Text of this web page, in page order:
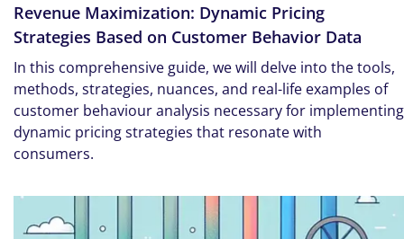
Revenue Maximization: Dynamic Pricing
Strategies Based on Customer Behavior Data
In this comprehensive guide, we will delve into the tools,
methods, strategies, nuances, and real-life examples of
customer behaviour analysis necessary for implementing
dynamic pricing strategies that resonate with
consumers.